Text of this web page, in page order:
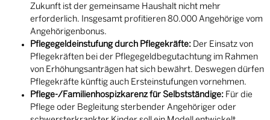
Zukunft ist der gemeinsame Haushalt nicht mehr
erforderlich. Insgesamt profitieren 80.000 Angehörige vom
Angehörigenbonus.
Pflegegeldeinstufung durch Pflegekräfte: Der Einsatz von
Pflegekräften bei der Pflegegeldbegutachtung im Rahmen
von Erhöhungsanträgen hat sich bewährt. Deswegen dürfen
Pflegekräfte künftig auch Ersteinstufungen vornehmen.
Pflege-/Familienhospizkarenz für Selbstständige: Für die
Pflege oder Begleitung sterbender Angehöriger oder